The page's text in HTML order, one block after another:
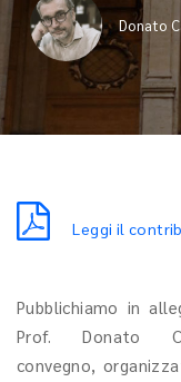
Donato
Leggi il
Pubblichiamo in
Prof. Donato
convegno,